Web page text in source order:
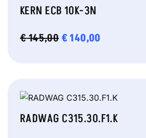
KERN ECB 10K-3N
€145,00 OORSPRONKELIJKE
€140,00HUIDIGE
RADWAG C315.30.F1.K